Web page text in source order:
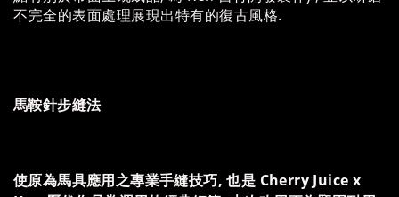
不完全的表面處理展現出特有的復古風格.
馬鞍針步縫法
使原為馬具應用之專業手縫技巧, 也是 Cherry Juice x